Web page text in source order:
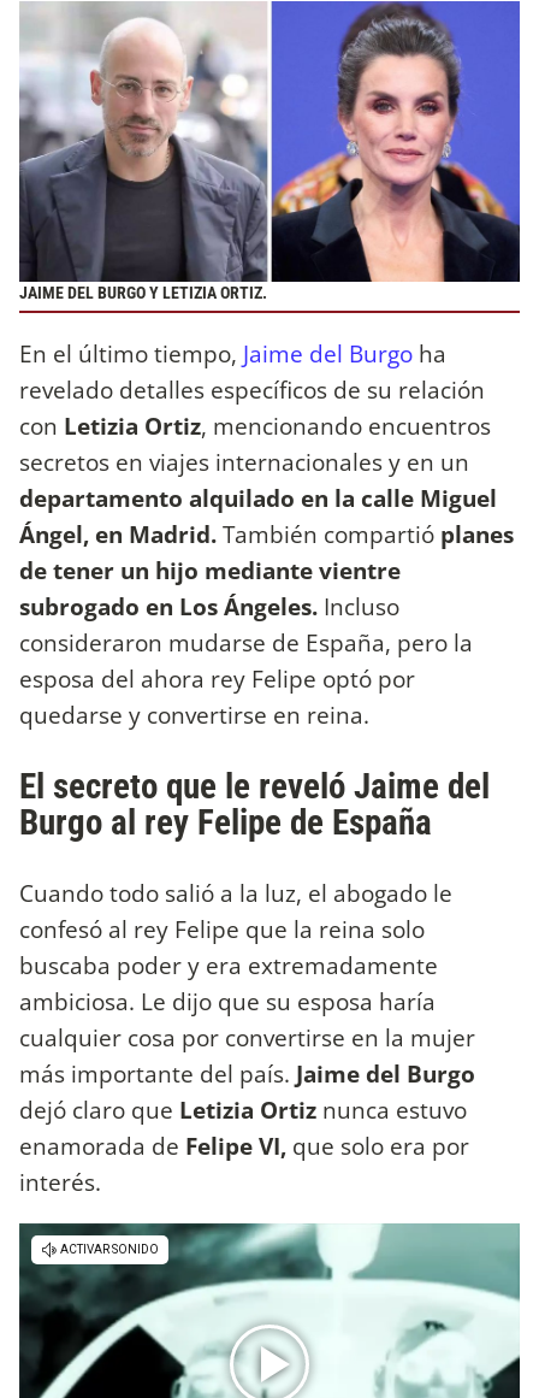
JAIME DEL BURGO Y LETIZIA ORTIZ.
En el último tiempo, Jaime del Burgo ha
revelado detalles específicos de su relación
con Letizia Ortiz, mencionando encuentros
secretos en viajes internacionales y en un
departamento alquilado en la calle Miguel
Ángel, en Madrid.También compartió planes
de tener un hijo mediante vientre
subrogado en Los Ángeles. Incluso
consideraron mudarse de España, pero la
esposa del ahora rey Felipe optó por
quedarse y convertirse en reina.
El secreto que le reveló Jaime del
Burgo al rey Felipe de España
Cuando todo salió a la luz, el abogado le
confesó al rey Felipe que la reina solo
buscaba poder y era extremadamente
ambiciosa. Le dijo que su esposa haría
cualquier cosa por convertirse en la mujer
más importante del país. Jaime del Burgo
dejó claro que Letizia Ortiz nunca estuvo
enamorada de Felipe VI, que solo era por
interés.